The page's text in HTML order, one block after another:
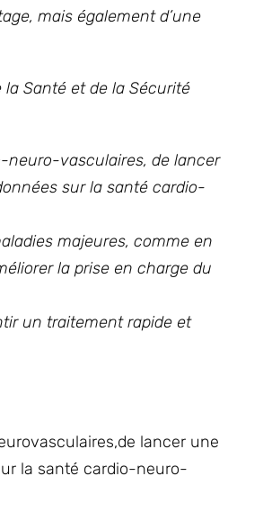
mais également d’une
Santé et de la Sécurité
neuro-vasculaires, de lancer
sur la santé cardio-
majeures, comme en
la prise en charge du
un traitement rapide et
lancer une
la santé cardio-neuro-